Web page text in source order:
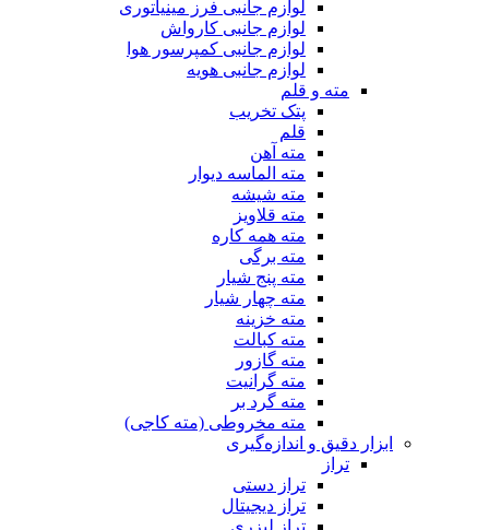
لوازم جانبی فرز مینیاتوری
لوازم جانبی کارواش
لوازم جانبی کمپرسور هوا
لوازم جانبی هویه
مته و قلم
پتک تخریب
قلم
مته آهن
مته الماسه دیوار
مته شیشه
مته قلاویز
مته همه کاره
مته برگی
مته پنج شیار
مته چهار شیار
مته خزینه
مته کبالت
مته گازور
مته گرانیت
مته گرد بر
مته مخروطی (مته کاجی)
ابزار دقیق و اندازه‌گیری
تراز
تراز دستی
تراز دیجیتال
تراز لیزری